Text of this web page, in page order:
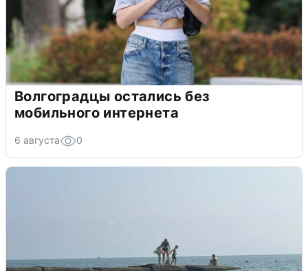
Волгоградцы остались без
мобильного интернета
6 августа 0